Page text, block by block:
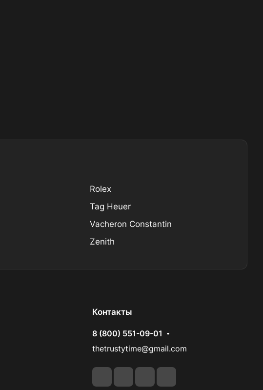
Rolex
Tag Heuer
Vacheron Constantin
Zenith
Контакты
8 (800) 551-09-01
thetrustytime@gmail.com